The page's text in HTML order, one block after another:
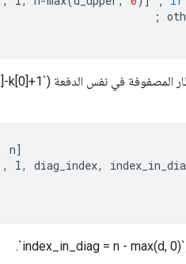
;
n]
l, diag_index,